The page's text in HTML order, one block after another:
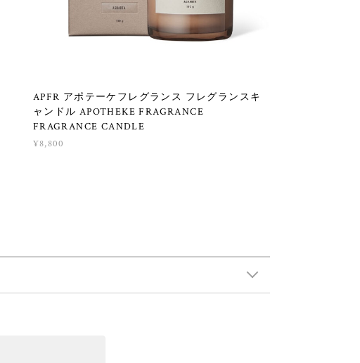
APFR アポテーケフレグランス フレグランスキ
ャンドル APOTHEKE FRAGRANCE
FRAGRANCE CANDLE
¥8,800